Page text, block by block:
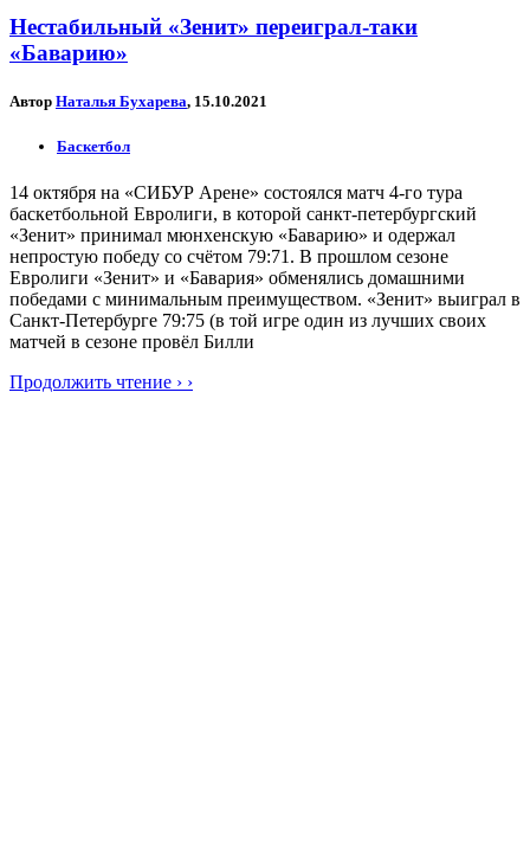
Нестабильный «Зенит» переиграл-таки
«Баварию»
Автор Наталья Бухарева, 15.10.2021
Баскетбол
14 октября на «СИБУР Арене» состоялся матч 4-го тура
баскетбольной Евролиги, в которой санкт-петербургский
«Зенит» принимал мюнхенскую «Баварию» и одержал
непростую победу со счётом 79:71. В прошлом сезоне
Евролиги «Зенит» и «Бавария» обменялись домашними
победами с минимальным преимуществом. «Зенит» выиграл в
Санкт-Петербурге 79:75 (в той игре один из лучших своих
матчей в сезоне провёл Билли
Продолжить чтение › ›